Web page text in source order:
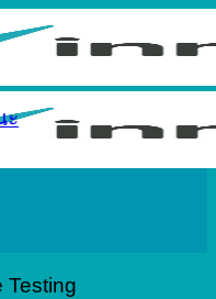
ะ
Testing